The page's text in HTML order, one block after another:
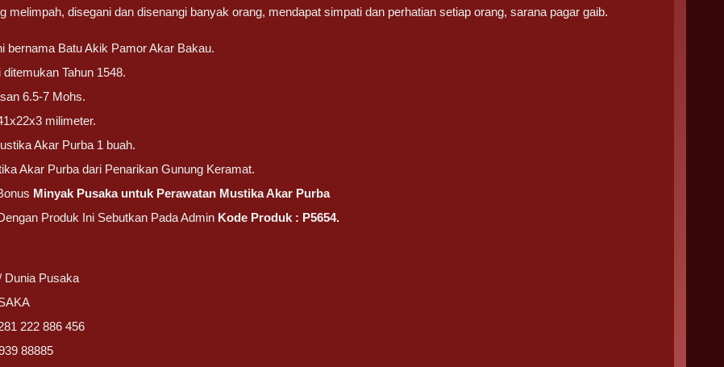
melimpah, disegani dan disenangi banyak orang, mendapat simpati dan perhatian setiap orang, sarana pagar gaib.
bernama Batu Akik Pamor Akar Bakau.
Tahun 1548.
6.5-7 Mohs.
milimeter.
Akar Purba 1 buah.
Akar Purba dari Penarikan Gunung Keramat.
Minyak Pusaka untuk Perawatan Mustika Akar Purba
Produk Ini Sebutkan Pada Admin Kode Produk : P5654.
Dunia Pusaka
222 886 456
88885